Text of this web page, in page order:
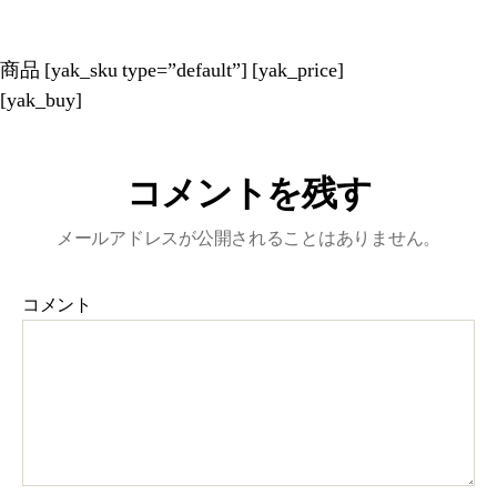
商品 [yak_sku type=”default”] [yak_price]
[yak_buy]
コメントを残す
メールアドレスが公開されることはありません。
コメント